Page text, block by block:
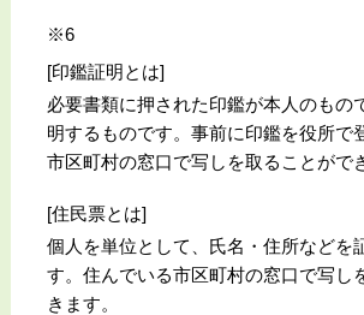
※6
[印鑑証明とは]
必要書類に押された印鑑が本人のもの
明するものです。事前に印鑑を役所で
市区町村の窓口で写しを取ることがで
[住民票とは]
個人を単位として、氏名・住所などを
す。住んでいる市区町村の窓口で写し
きます。